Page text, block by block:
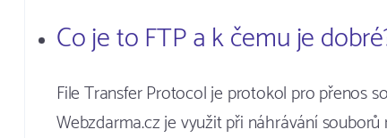
Co je to FTP a k čemu je
File Transfer Protocol je protokol pro přenos
Webzdarma.cz je využit při náhrávání souborů